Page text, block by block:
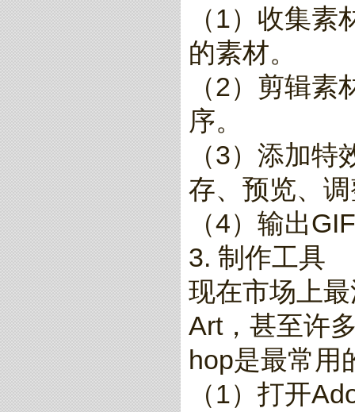
（1）收集
的素材。
（2）剪辑
序。
（3）添加
存、预览、
（4）输出
3. 制作工具
现在市场上
Art，甚至许
hop是最常用
（1）打开